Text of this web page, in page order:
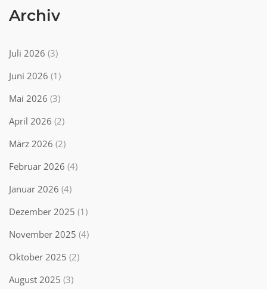
Archiv
Juli 2026 (3)
Juni 2026 (1)
Mai 2026 (3)
April 2026 (2)
März 2026 (2)
Februar 2026 (4)
Januar 2026 (4)
Dezember 2025 (1)
November 2025 (4)
Oktober 2025 (2)
August 2025 (3)